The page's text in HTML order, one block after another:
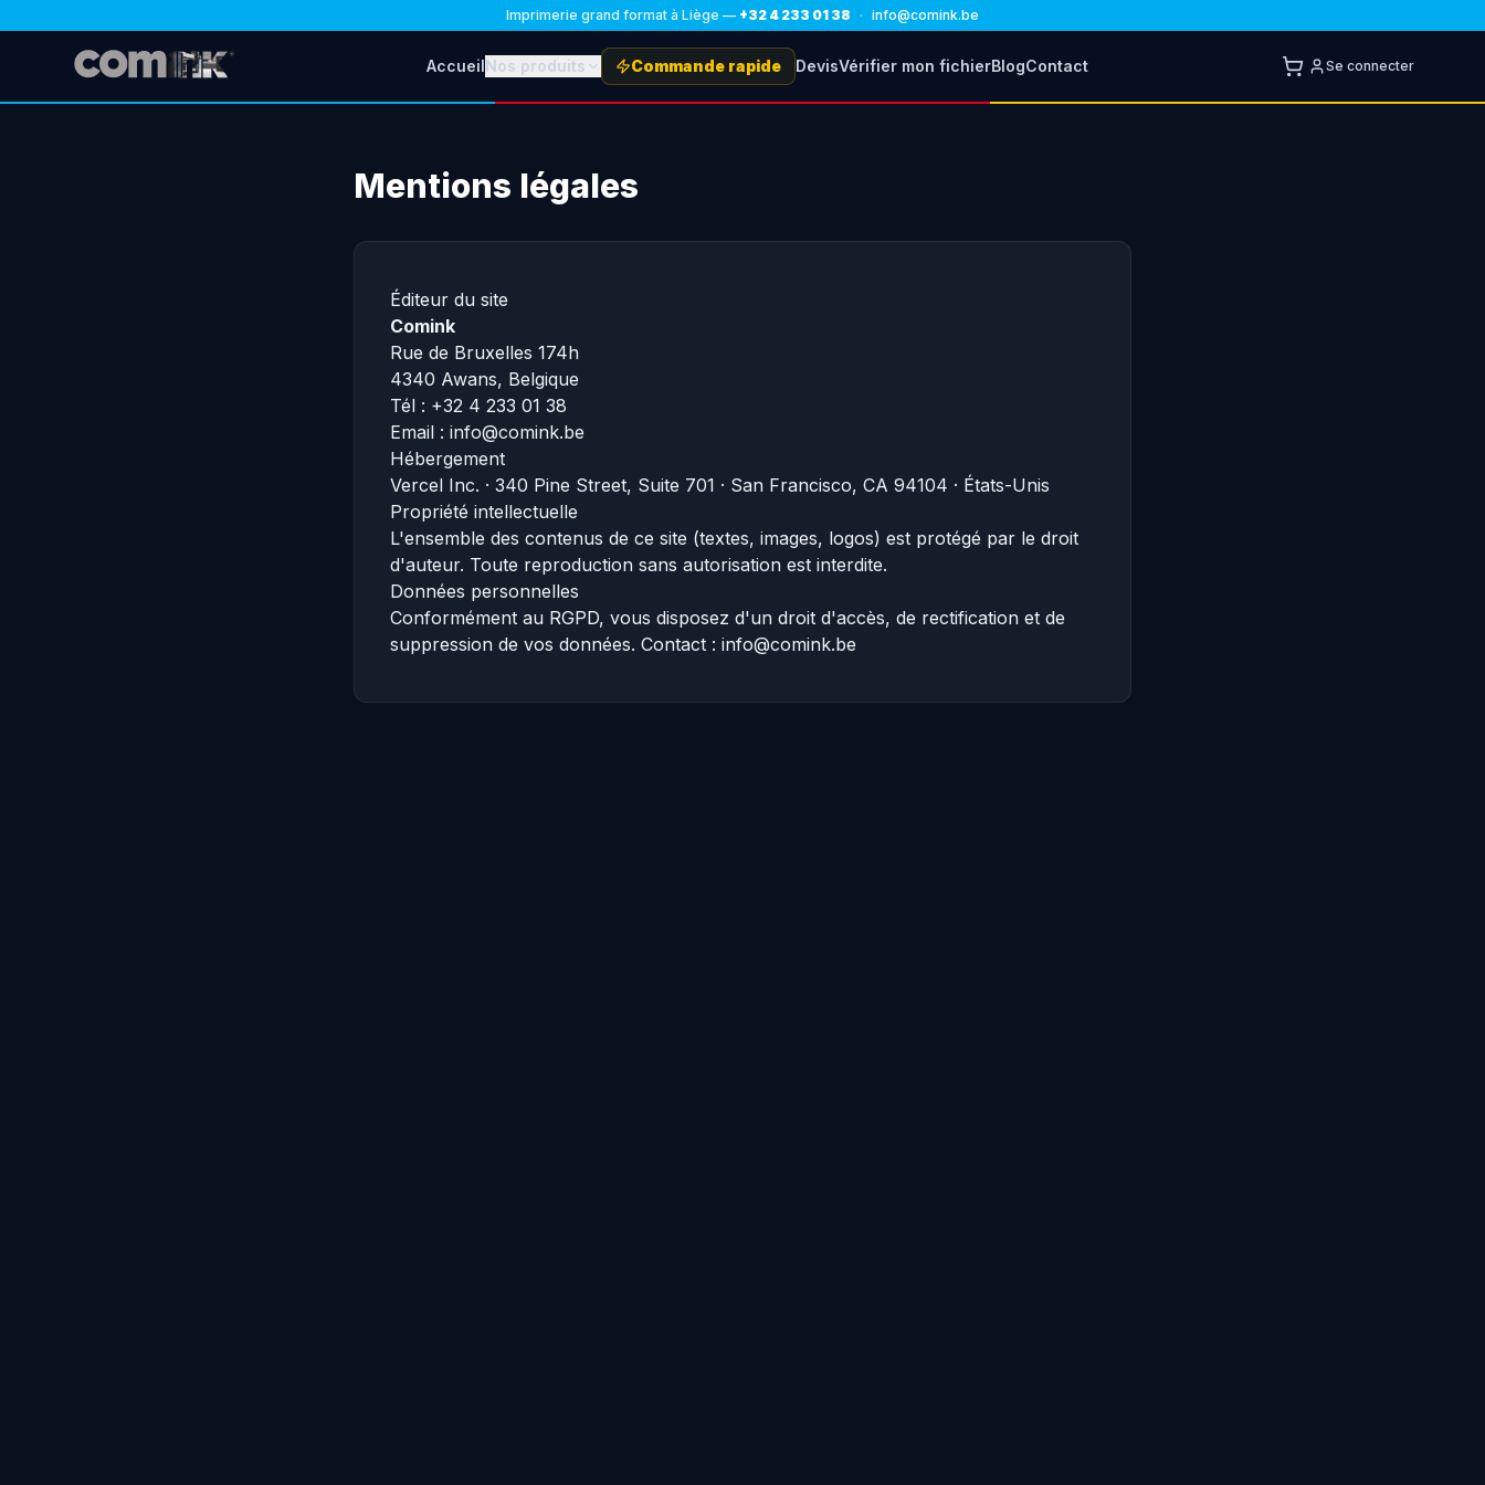
Imprimerie grand format à Liège — +32 4 233 01 38 · info@comink.be
AccueilNos produits Commande rapide DevisVérifier mon fichierBlogContact Se connecter
Mentions légales
Éditeur du site
Comink
Rue de Bruxelles 174h
4340 Awans, Belgique
Tél : +32 4 233 01 38
Email : info@comink.be
Hébergement
Vercel Inc. · 340 Pine Street, Suite 701 · San Francisco, CA 94104 · États-Unis
Propriété intellectuelle
L'ensemble des contenus de ce site (textes, images, logos) est protégé par le droit
d'auteur. Toute reproduction sans autorisation est interdite.
Données personnelles
Conformément au RGPD, vous disposez d'un droit d'accès, de rectification et de
suppression de vos données. Contact : info@comink.be